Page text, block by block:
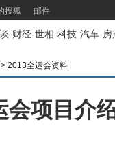
搜狐 邮件
-财经-世相-科技-汽车-房
> 2013全运会资料
会项目介